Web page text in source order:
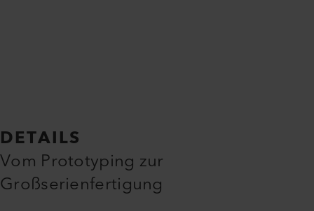
DETAILS
Vom Prototyping zur
Großserienfertigung